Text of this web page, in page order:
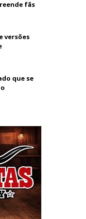
fãs
versões
que se